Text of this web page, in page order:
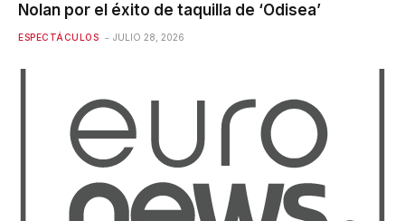
Nolan por el éxito de taquilla de ‘Odisea’
ESPECTÁCULOS JULIO 28, 2026